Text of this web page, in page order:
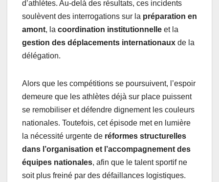
d’athlètes. Au-delà des résultats, ces incidents
soulèvent des interrogations sur la préparation en
amont, la coordination institutionnelle et la
gestion des déplacements internationaux de la
délégation.
Alors que les compétitions se poursuivent, l’espoir
demeure que les athlètes déjà sur place puissent
se remobiliser et défendre dignement les couleurs
nationales. Toutefois, cet épisode met en lumière
la nécessité urgente de réformes structurelles
dans l’organisation et l’accompagnement des
équipes nationales, afin que le talent sportif ne
soit plus freiné par des défaillances logistiques.